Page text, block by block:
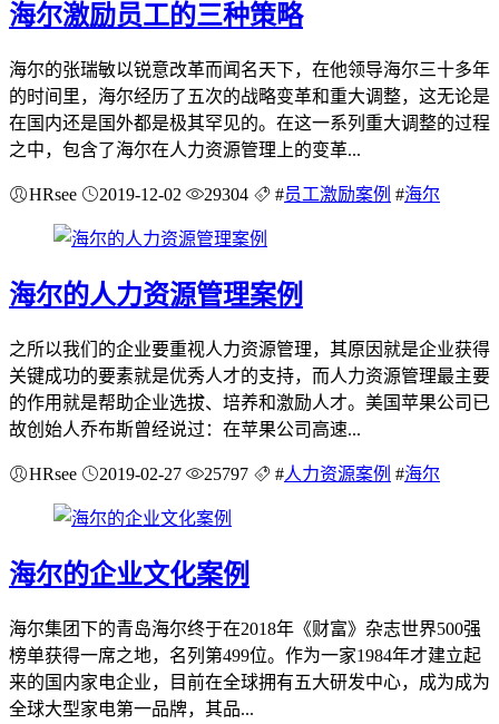
海尔激励员工的三种策略
海尔的张瑞敏以锐意改革而闻名天下，在他领导海尔三十多年
的时间里，海尔经历了五次的战略变革和重大调整，这无论是
在国内还是国外都是极其罕见的。在这一系列重大调整的过程
之中，包含了海尔在人力资源管理上的变革...
HRsee 2019-12-02 29304 #员工激励案例 #海尔
海尔的人力资源管理案例
之所以我们的企业要重视人力资源管理，其原因就是企业获得
关键成功的要素就是优秀人才的支持，而人力资源管理最主要
的作用就是帮助企业选拔、培养和激励人才。美国苹果公司已
故创始人乔布斯曾经说过：在苹果公司高速...
HRsee 2019-02-27 25797 #人力资源案例 #海尔
海尔的企业文化案例
海尔集团下的青岛海尔终于在2018年《财富》杂志世界500强
榜单获得一席之地，名列第499位。作为一家1984年才建立起
来的国内家电企业，目前在全球拥有五大研发中心，成为成为
全球大型家电第一品牌，其品...